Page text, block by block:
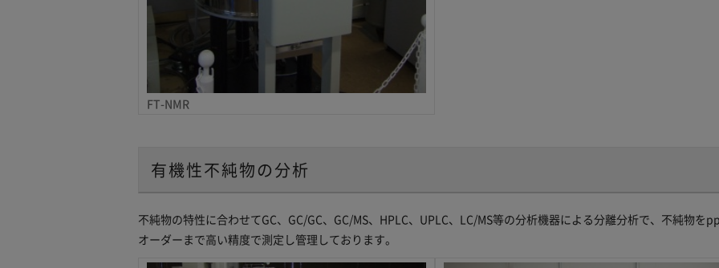
FT-NMR
有機性不純物の分析
不純物の特性に合わせてGC、GC/GC、GC/MS、HPLC、UPLC、LC/MS等の分析機器による分離分析で、不純物を
オーダーまで高い精度で測定し管理しております。